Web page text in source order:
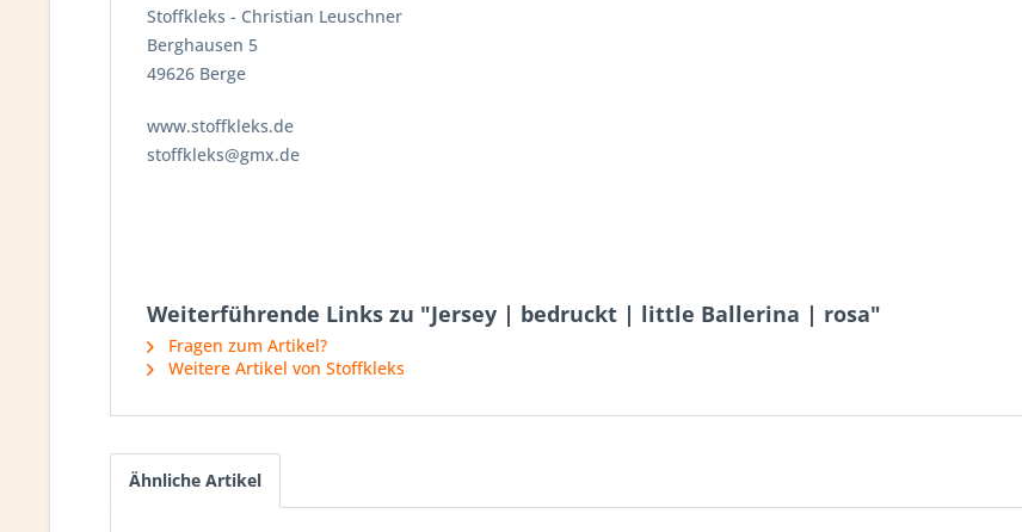
Stoffkleks - Christian Leuschner
Berghausen 5
49626 Berge
www.stoffkleks.de
stoffkleks@gmx.de
Weiterführende Links zu "Jersey | bedruckt | little Ballerina | rosa"
Fragen zum Artikel?
Weitere Artikel von Stoffkleks
Ähnliche Artikel